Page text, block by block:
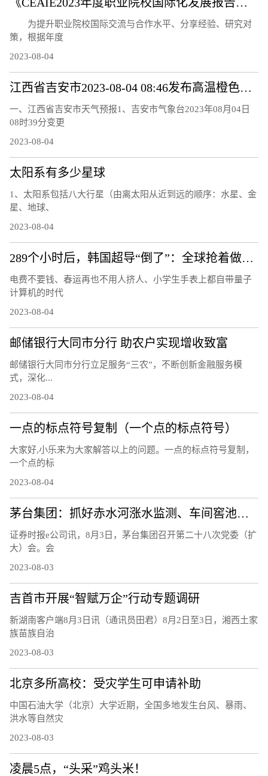
为提升职业院校国际交流与合作水平、分享经验、研究对
策，根据年度
2023-08-04
江西省吉安市2023-08-04 08:46发布高温橙色预警
一、江西省吉安市天气预报1、吉安市气象台2023年08月04日
08时39分变更
2023-08-04
太阳系有多少星球
1、太阳系包括八大行星（由离太阳从近到远的顺序：水星、金
星、地球、
2023-08-04
289个小时后，韩国超导“倒了”：全球抢着做的复现实验还做吗
电费不要钱、春运再也不用人挤人、小学生手表上都自带量子
计算机的时代
2023-08-04
邮储银行大同市分行 助农户实现增收致富
邮储银行大同市分行立足服务“三农”，不断创新金融服务模
式，深化...
2023-08-04
一点的标点符号复制（一个点的标点符号）
大家好,小乐来为大家解答以上的问题。一点的标点符号复制，
一个点的标
2023-08-04
茅台集团：抓好赤水河涨水监测、车间窖池防汛等工作
证券时报e公司讯，8月3日，茅台集团召开第二十八次党委（扩
大）会。会
2023-08-03
吉首市开展“智赋万企”行动专题调研
新湖南客户端8月3日讯（通讯员田君）8月2日至3日，湘西土家
族苗族自治
2023-08-03
北京多所高校：受灾学生可申请补助
中国石油大学（北京）大学近期，全国多地发生台风、暴雨、
洪水等自然灾
2023-08-03
凌晨5点，“头采”鸡头米！